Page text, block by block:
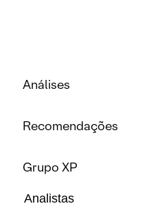
Análises
Recomendações
Grupo XP
Analistas